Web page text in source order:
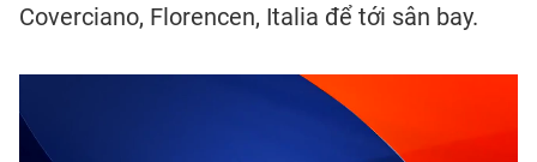
Coverciano, Florencen, Italia để tới sân bay.